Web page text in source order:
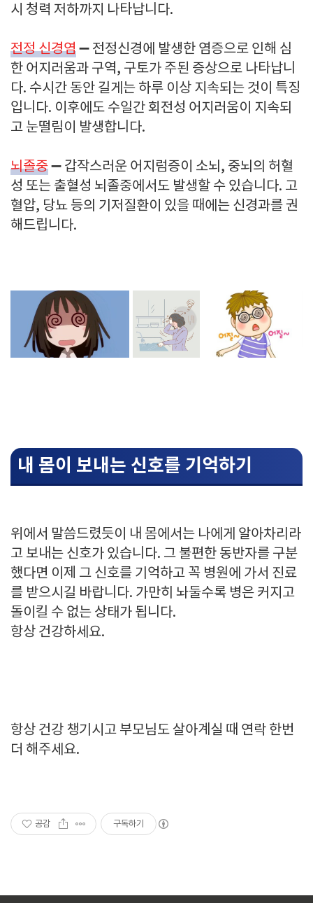
시 청력 저하까지 나타납니다.
전정 신경염➖ 전정신경에 발생한 염증으로 인해 심
한 어지러움과 구역, 구토가 주된 증상으로 나타납니
다. 수시간 동안 길게는 하루 이상 지속되는 것이 특징
입니다. 이후에도 수일간 회전성 어지러움이 지속되
고 눈떨림이 발생합니다.
뇌졸중➖ 갑작스러운 어지럼증이 소뇌, 중뇌의 허혈
성 또는 출혈성 뇌졸중에서도 발생할 수 있습니다. 고
혈압, 당뇨 등의 기저질환이 있을 때에는 신경과를 권
해드립니다.
내 몸이 보내는 신호를 기억하기
위에서 말씀드렸듯이 내 몸에서는 나에게 알아차리라
고 보내는 신호가 있습니다. 그 불편한 동반자를 구분
했다면 이제 그 신호를 기억하고 꼭 병원에 가서 진료
를 받으시길 바랍니다. 가만히 놔둘수록 병은 커지고
돌이킬 수 없는 상태가 됩니다.
항상 건강하세요.
항상 건강 챙기시고 부모님도 살아계실 때 연락 한번
더 해주세요.
공감 구독하기